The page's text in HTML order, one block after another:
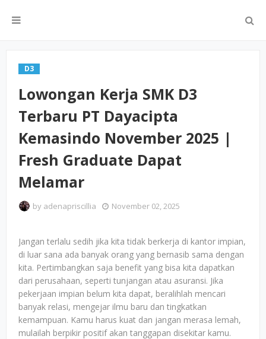
D3
Lowongan Kerja SMK D3
Terbaru PT Dayacipta
Kemasindo November 2025 |
Fresh Graduate Dapat
Melamar
by adenapriscillia November 02, 2025
Jangan terlalu sedih jika kita tidak berkerja di kantor impian,
di luar sana ada banyak orang yang bernasib sama dengan
kita. Pertimbangkan saja benefit yang bisa kita dapatkan
dari perusahaan, seperti tunjangan atau asuransi. Jika
pekerjaan impian belum kita dapat, beralihlah mencari
banyak relasi, mengejar ilmu baru dan tingkatkan
kemampuan. Kamu harus kuat dan jangan merasa lemah,
mulailah berpikir positif akan tanggapan disekitar kamu.